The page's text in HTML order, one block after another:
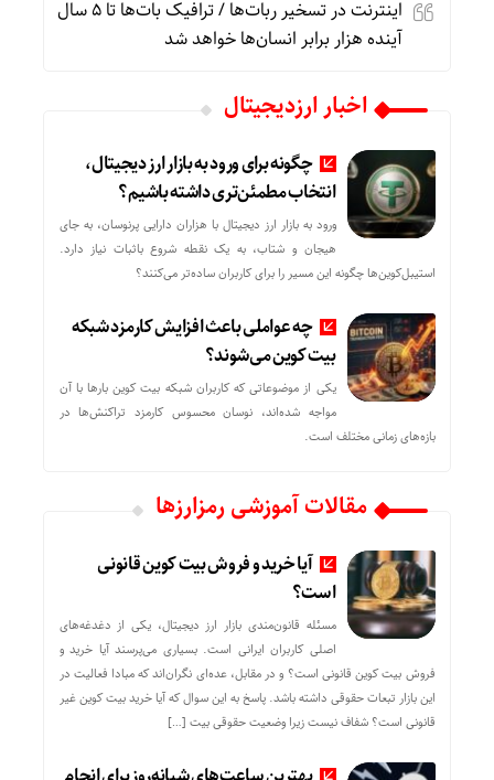
اینترنت در تسخیر ربات‌ها / ترافیک بات‌ها تا ۵ سال
آینده هزار برابر انسان‌ها خواهد شد
اخبار ارزدیجیتال
چگونه برای ورود به بازار ارز دیجیتال،
انتخاب مطمئن‌تری داشته باشیم؟
ورود به بازار ارز دیجیتال با هزاران دارایی پرنوسان، به جای
هیجان و شتاب، به یک نقطه شروع باثبات نیاز دارد.
استیبل‌کوین‌ها چگونه این مسیر را برای کاربران ساده‌تر می‌کنند؟
چه عواملی باعث افزایش کارمزد شبکه
بیت کوین می‌شوند؟
یکی از موضوعاتی که کاربران شبکه بیت کوین بارها با آن
مواجه شده‌اند، نوسان محسوس کارمزد تراکنش‌ها در
بازه‌های زمانی مختلف است.
مقالات آموزشی رمزارزها
آیا خرید و فروش بیت کوین قانونی
است؟
مسئله قانون‌مندی بازار ارز دیجیتال، یکی از دغدغه‌های
اصلی کاربران ایرانی است. بسیاری می‌پرسند آیا خرید و
فروش بیت کوین قانونی است؟ و در مقابل، عده‌ای نگران‌اند که مبادا فعالیت در
این بازار تبعات حقوقی داشته باشد. پاسخ به این سوال که آیا خرید بیت کوین غیر
قانونی است؟ شفاف نیست زیرا وضعیت حقوقی بیت‌ […]